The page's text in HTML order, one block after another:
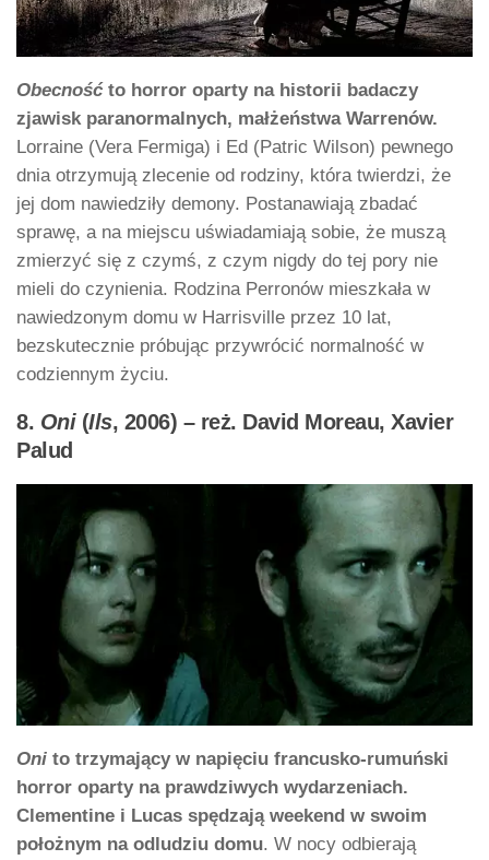
Obecność to horror oparty na historii badaczy
zjawisk paranormalnych, małżeństwa Warrenów.
Lorraine (Vera Fermiga) i Ed (Patric Wilson) pewnego
dnia otrzymują zlecenie od rodziny, która twierdzi, że
jej dom nawiedziły demony. Postanawiają zbadać
sprawę, a na miejscu uświadamiają sobie, że muszą
zmierzyć się z czymś, z czym nigdy do tej pory nie
mieli do czynienia. Rodzina Perronów mieszkała w
nawiedzonym domu w Harrisville przez 10 lat,
bezskutecznie próbując przywrócić normalność w
codziennym życiu.
8. Oni(Ils, 2006) – reż. David Moreau, Xavier
Palud
Oni to trzymający w napięciu francusko-rumuński
horror oparty na prawdziwych wydarzeniach.
Clementine i Lucas spędzają weekend w swoim
położnym na odludziu domu. W nocy odbierają